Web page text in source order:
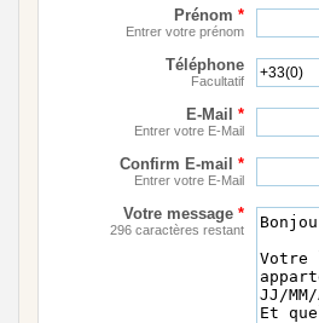
Prénom *
Entrer votre prénom
Téléphone
Facultatif
E-Mail *
Entrer votre E-Mail
Confirm E-mail *
Entrer votre E-Mail
Votre message *
296 caractères restant